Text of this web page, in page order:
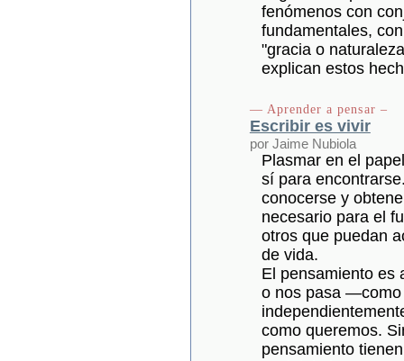
fenómenos con
fundamentales,
"gracia o
explican estos
— Aprender a pensar –
Escribir es vivir
por Jaime Nubiola
Plasmar en el
sí para
conocerse y
necesario para el
otros que puedan
de vida.
El pensamiento es
o nos pasa
como queremos.
pensamiento